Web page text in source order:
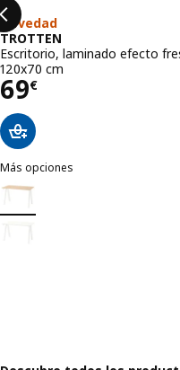
Novedad
TROTTEN
Escritorio, laminado efecto
120x70 cm
69€
Precio 69€
Más opciones
TROTTEN
Opción: TROTTEN,
Opción: TROTTEN, Escritorio,